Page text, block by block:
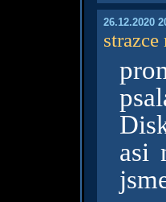
26.12.2020
strazce
asi